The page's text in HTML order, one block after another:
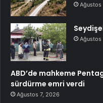
Ağustos
Ağustos
ABD’de mahkeme
sürdürme emri verdi
Ağustos 7, 2026